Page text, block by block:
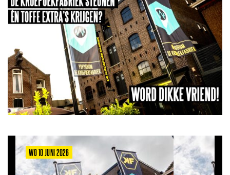
WO 10 JUNI 2026